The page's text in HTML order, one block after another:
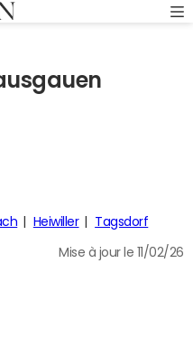
Heiwiller Tagsdorf
Mise à jour le 11/02/26